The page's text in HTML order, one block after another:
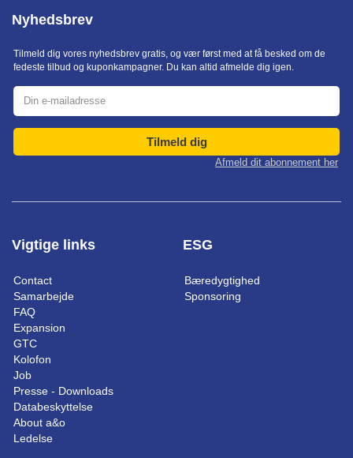
Vigtige links
Contact
Samarbejde
FAQ
Expansion
GTC
Kolofon
Job
Presse - Downloads
Databeskyttelse
About a&o
Ledelse
ESG
Bæredygtighed
Sponsoring
Nyhedsbrev
Tilmeld dig vores nyhedsbrev gratis, og vær først med at få besked om de
fedeste tilbud og kuponkampagner. Du kan altid afmelde dig igen.
Tilmeld dig
Afmeld dit abonnement her